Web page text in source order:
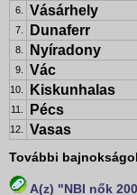
6. Vásárhely
7. Dunaferr
8. Nyíradony
9. Vác
10. Kiskunhalas
11. Pécs
12. Vasas
További
A(z) "NBI nők